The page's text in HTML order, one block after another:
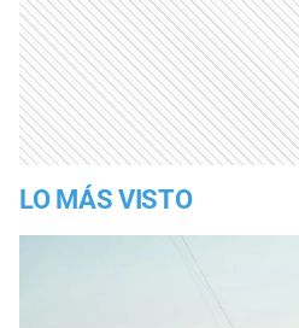
LO MÁS VISTO